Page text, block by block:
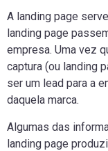
A landing page
landing page
empresa. Uma vez
captura (ou landing
ser um lead para a
daquela marca.
Algumas das
landing page